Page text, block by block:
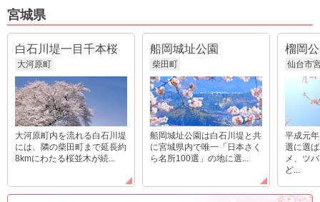
宮城県
白石川堤一目千本桜
大河原町
大河原町内を流れる白石川堤
には、隣の柴田町まで延長約
8kmにわたる桜並木が続...
船岡城址公園
柴田町
船岡城址公園は白石川堤と共
に宮城県内で唯一「日本さく
ら名所100選」の地に選...
榴岡
仙台市
平成元
選に選
メ、ツ
ど...